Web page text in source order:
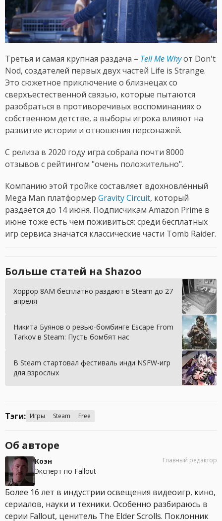
Третья и самая крупная раздача – Tell Me Whyот Don't
Nod, создателей первых двух частей Life is Strange.
Это сюжетное приключение о близнецах со
сверхъестественной связью, которые пытаются
разобраться в противоречивых воспоминаниях о
собственном детстве, а выборы игрока влияют на
развитие истории и отношения персонажей.
С релиза в 2020 году игра собрала почти 8000
отзывов с рейтингом "очень положительно".
Компанию этой тройке составляет вдохновлённый
Mega Man платформер Gravity Circuit, который
раздаётся до 14 июня. Подписчикам Amazon Prime в
июне тоже есть чем поживиться: среди бесплатных
игр сервиса значатся классические части Tomb Raider.
Больше статей на Shazoo
Хоррор 8AM бесплатно раздают в Steam до 27
апреля
Никита Буянов о ревью-бомбинге Escape From
Tarkov в Steam: Пусть бомбят нас
В Steam стартовал фестиваль инди NSFW-игр
для взрослых
Тэги: Игры Steam Free
Об авторе
Коэн
Эксперт по Fallout
Главный редактор
Более 16 лет в индустрии освещения видеоигр, кино,
сериалов, науки и техники. Особенно разбираюсь в
серии Fallout, ценитель The Elder Scrolls. Поклонник